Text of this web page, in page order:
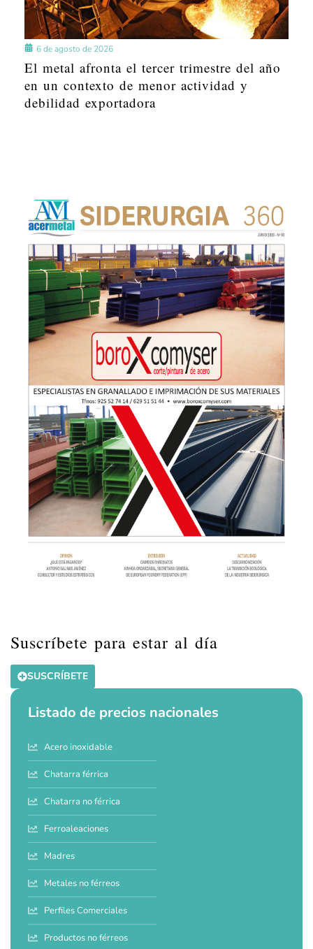
6 de agosto de 2026
El metal afronta el tercer trimestre del año
en un contexto de menor actividad y
debilidad exportadora
Suscríbete para estar al día
SUSCRÍBETE
Listado de precios nacionales
Acero inoxidable
Chatarra férrica
Chatarra no férrica
Ferroaleaciones
Madres
Metales no férreos
Perfiles Comerciales
Productos no férreos